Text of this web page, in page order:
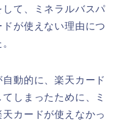
て、ミネラルバスパ
が使えない理由につ
動的に、楽天カード
しまったために、ミ
カードが使えなかっ